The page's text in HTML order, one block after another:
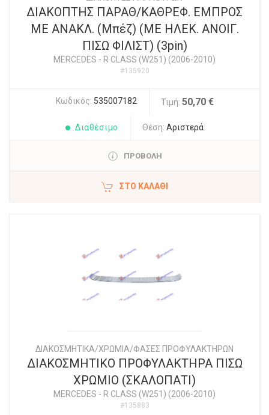
ΔΙΑΚΟΠΤΗΣ ΠΑΡΑΘ/ΚΑΘΡΕΦ. ΕΜΠΡΟΣ
ΜΕ ΑΝΑΚΛ. (Μπέζ) (ΜΕ ΗΛΕΚ. ΑΝΟΙΓ.
ΠΙΣΩ ΦΙΛΙΣΤ) (3pin)
MERCEDES - R CLASS (W251) (2006-2010)
#135920
Κωδικός: 535007182 Τιμή: 50,70 €
Διαθέσιμο Θέση: Αριστερά
ΠΡΟΒΟΛΗ
ΣΤΟ ΚΑΛΆΘΙ
ΔΙΑΚΟΣΜΗΤΙΚΑ/ΧΡΩΜΙΑ/ΦΑΣΕΣ ΠΡΟΦΥΛΑΚΤΗΡΩΝ
ΔΙΑΚΟΣΜΗΤΙΚΟ ΠΡΟΦΥΛΑΚΤΗΡΑ ΠΙΣΩ
ΧΡΩΜΙΟ (ΣΚΑΛΟΠΑΤΙ)
MERCEDES - R CLASS (W251) (2006-2010)
#135883